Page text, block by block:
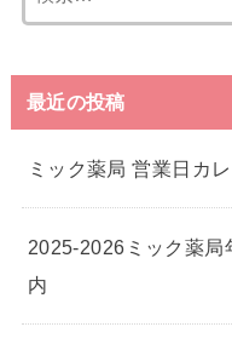
最近の投稿
ミック薬局 営業日カ
2025-2026ミック薬局
内